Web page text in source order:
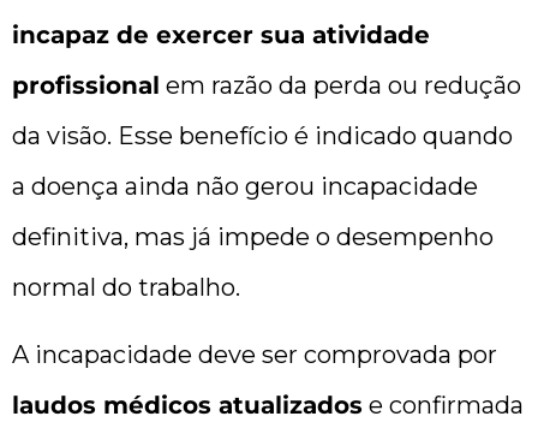
incapaz de exercer sua atividade
profissional em razão da perda ou redução
da visão. Esse benefício é indicado quando
a doença ainda não gerou incapacidade
definitiva, mas já impede o desempenho
normal do trabalho.
A incapacidade deve ser comprovada por
laudos médicos atualizados e confirmada